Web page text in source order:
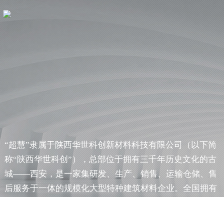
“超慧”隶属于陕西华世科创新材料科技有限公司（以下简
称“陕西华世科创”），总部位于拥有三千年历史文化的古
城——西安，是一家集研发、生产、销售、运输仓储、售
后服务于一体的规模化大型特种建筑材料企业。全国拥有